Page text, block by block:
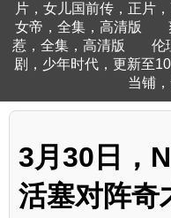
片，女儿国前传，正片
女帝，全集，高清版
惹，全集，高清版
伦
剧，少年时代，更新至
当铺
3月30日，
活塞对阵奇